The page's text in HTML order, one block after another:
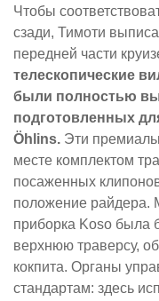
Чтобы
сзади, Тимоти
передней части
телескопические
были полностью
подготовленных
Öhlins. Эти
месте комплектом
посаженных
положение райдера.
приборка Koso была
верхнюю траверсу,
кокпита. Органы
стандартам: здесь